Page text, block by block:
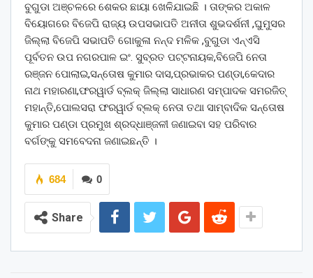
ବୁଗୁଡା ଅଞ୍ଚଳରେ ଶେକର ଛାୟା ଖେଳିଯାଇଛି । ତାଙ୍କର ଅକାଳ
ବିୟୋଗରେ ବିଜେପି ରାଜ୍ୟ ଉପସଭାପତି ଅନୀତା ଶୁଭଦର୍ଶନୀ ,ଘୁମୁସର
ଜିଲ୍ଲା ବିଜେପି ସଭାପତି ଗୋକୁଳା ନନ୍ଦ ମଳିକ ,ବୁଗୁଡା ଏନ୍ଏସି
ପୂର୍ବତନ ଉପ ନଗରପାଳ ଇଂ. ସୁବ୍ରତ ପଟ୍ଟନାୟକ,ବିଜେପି ନେତା
ରଞ୍ଜନ ପୋଲାଇ,ସନ୍ତୋଷ କୁମାର ଦାସ,ପ୍ରଭାକର ପଣ୍ଡା,କେଦାର
ନାଥ ମହାରଣା,ଫରୱାର୍ଡ ବ୍ଲକ୍ ଜିଲ୍ଲା ସାଧାରଣ ସମ୍ପାଦକ ସମରଜିତ୍
ମହାନ୍ତି,ପୋଲସରା ଫରୱାର୍ଡ ବ୍ଲକ୍ ନେତା ତଥା ସାମ୍ବାଦିକ ସନ୍ତୋଷ
କୁମାର ପଣ୍ଡା ପ୍ରମୁଖ ଶ୍ରଦ୍ଧାଞ୍ଜଳୀ ଜଣାଇବା ସହ ପରିବାର
ବର୍ଗଙ୍କୁ ସମବେଦନା ଜଣାଇଛନ୍ତି ।
0
684
Share